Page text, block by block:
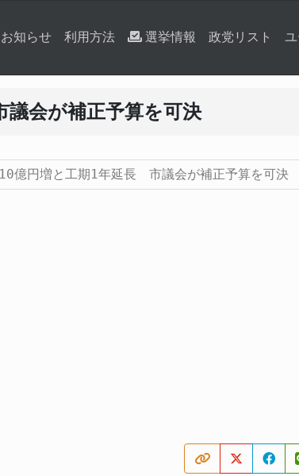
お知らせ 利用方法 選挙情報 政党リスト
会が補正予算を可決
億円増と工期1年延長 市議会が補正予算を可決